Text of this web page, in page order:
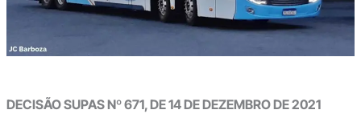
DECISÃO SUPAS Nº 671, DE 14 DE DEZEMBRO DE 2021